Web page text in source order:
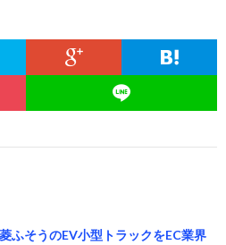
ふそうのEV小型トラックをEC業界